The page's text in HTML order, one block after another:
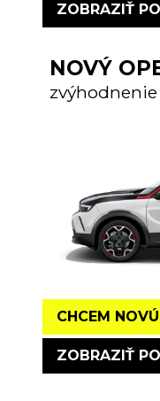
ZOBRAZIŤ
NOVÝ
zvýhodnenie
CHCEM
ZOBRAZIŤ